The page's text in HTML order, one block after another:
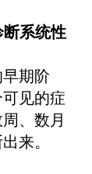
系统性
期阶
见的症
、数月
来。